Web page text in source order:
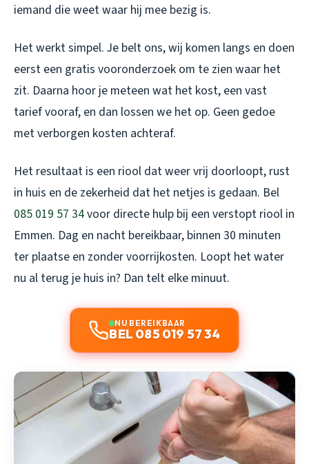
iemand die weet waar hij mee bezig is.
Het werkt simpel. Je belt ons, wij komen langs en doen
eerst een gratis vooronderzoek om te zien waar het
zit. Daarna hoor je meteen wat het kost, een vast
tarief vooraf, en dan lossen we het op. Geen gedoe
met verborgen kosten achteraf.
Het resultaat is een riool dat weer vrij doorloopt, rust
in huis en de zekerheid dat het netjes is gedaan. Bel
085 019 57 34voor directe hulp bij een verstopt riool in
Emmen. Dag en nacht bereikbaar, binnen 30 minuten
ter plaatse en zonder voorrijkosten. Loopt het water
nu al terug je huis in? Dan telt elke minuut.
NU BEREIKBAAR
BEL 085 019 57 34